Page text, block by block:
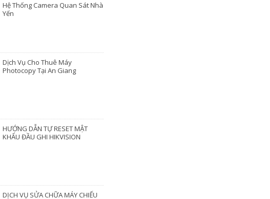
Hệ Thống Camera Quan Sát Nhà
Yến
Dịch Vụ Cho Thuê Máy
Photocopy Tại An Giang
HƯỚNG DẪN TỰ RESET MẬT
KHẨU ĐẦU GHI HIKVISION
DỊCH VỤ SỬA CHỮA MÁY CHIẾU